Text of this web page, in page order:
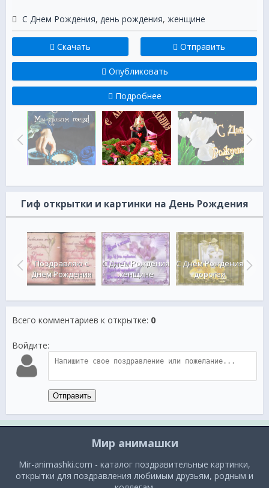
С Днем Рождения, день рождения, женщине
Скачать Отправить
Опубликовать
Подробнее
Гиф открытки и картинки на День Рождения
Поздравляю с
Днем Рождения
С Днем Рождения
женщине
С Днем Рождения
дорогая
Всего комментариев к открытке: 0
Войдите:
Отправить
Мир анимашки
Mir-animashki.com - каталог поздравительные картинки,
открытки для поздравления любимым друзьям, родным и